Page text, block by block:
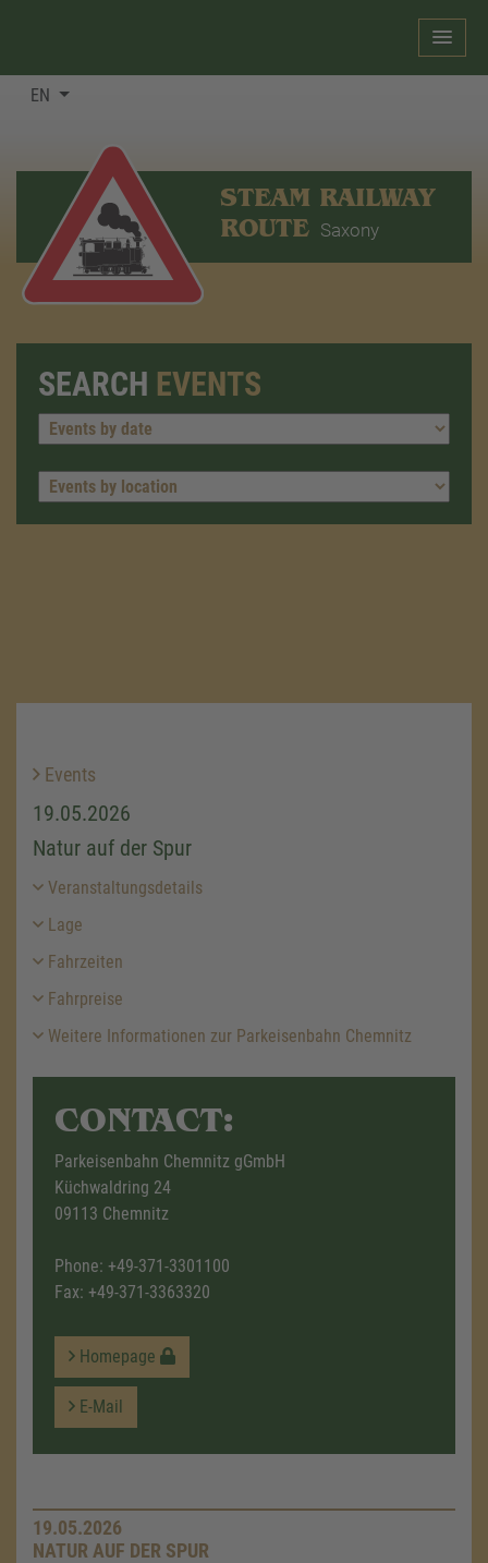
EN
STEAM RAILWAY
ROUTE Saxony
SEARCH EVENTS
Events
19.05.2026
Natur auf der Spur
Veranstaltungsdetails
Lage
Fahrzeiten
Fahrpreise
Weitere Informationen zur Parkeisenbahn Chemnitz
CONTACT:
Parkeisenbahn Chemnitz gGmbH
Küchwaldring 24
09113 Chemnitz
Phone: +49-371-3301100
Fax: +49-371-3363320
Homepage
E-Mail
19.05.2026
NATUR AUF DER SPUR